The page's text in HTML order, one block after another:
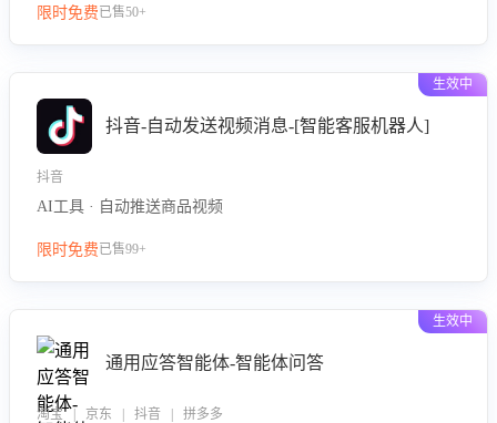
即开通”，快速获取影音影像类目剧本，一键开启客服培训。
限时免费已售50+
生效中
抖音-自动发送视频消息-[智能客服机器人]
抖音
AI工具 · 自动推送商品视频
限时免费已售99+
生效中
通用应答智能体-智能体问答
淘宝 | 京东 | 抖音 | 拼多多